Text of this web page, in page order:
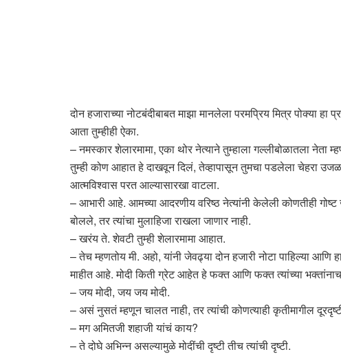
दोन हजाराच्या नोटबंदीबाबत माझा मानलेला परमप्रिय मित्र पोक्या
आता तुम्हीही ऐका.
– नमस्कार शेलारमामा, एका थोर नेत्याने तुम्हाला गल्लीबोळातला नेता
तुम्ही कोण आहात हे दाखवून दिलं, तेव्हापासून तुमचा पडलेला चेहरा
आत्मविश्वास परत आल्यासारखा वाटला.
– आभारी आहे. आमच्या आदरणीय वरिष्ठ नेत्यांनी केलेली कोणतीही
बोलले, तर त्यांचा मुलाहिजा राखला जाणार नाही.
– खरंय ते. शेवटी तुम्ही शेलारमामा आहात.
– तेच म्हणतोय मी. अहो, यांनी जेवढ्या दोन हजारी नोटा पाहिल्या
माहीत आहे. मोदी किती ग्रेट आहेत हे फक्त आणि फक्त त्यांच्या
– जय मोदी, जय जय मोदी.
– असं नुसतं म्हणून चालत नाही, तर त्यांची कोणत्याही कृतीमागील
– मग अमितजी शहाजी यांचं काय?
– ते दोघे अभिन्न असल्यामुळे मोदींची दृष्टी तीच त्यांची दृष्टी.